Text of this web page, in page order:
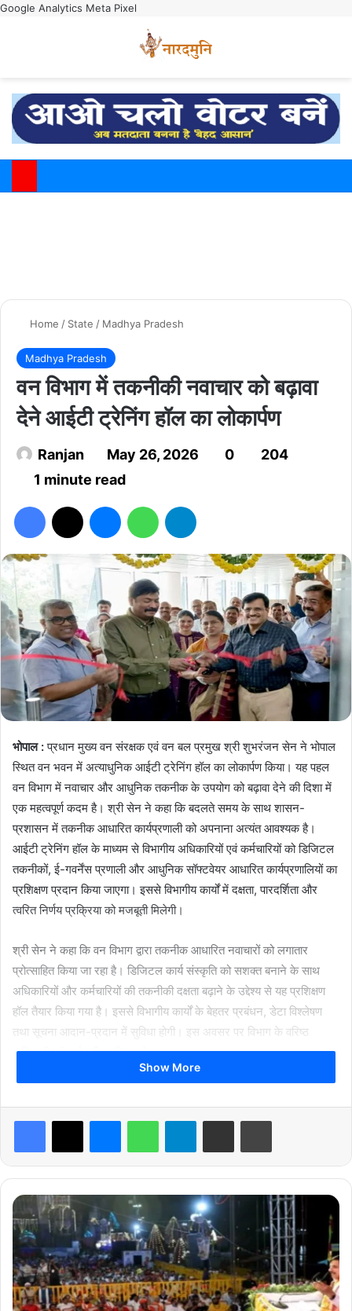
Google Analytics Meta Pixel
Home / State / Madhya Pradesh
Madhya Pradesh
वन विभाग में तकनीकी नवाचार को बढ़ावा
देने आईटी ट्रेनिंग हॉल का लोकार्पण
Ranjan May 26, 2026 0
204
1 minute read
भोपाल :प्रधान मुख्य वन संरक्षक एवं वन बल प्रमुख श्री शुभरंजन सेन ने भोपाल
स्थित वन भवन में अत्याधुनिक आईटी ट्रेनिंग हॉल का लोकार्पण किया। यह पहल
वन विभाग में नवाचार और आधुनिक तकनीक के उपयोग को बढ़ावा देने की दिशा में
एक महत्वपूर्ण कदम है। श्री सेन ने कहा कि बदलते समय के साथ शासन-
प्रशासन में तकनीक आधारित कार्यप्रणाली को अपनाना अत्यंत आवश्यक है।
आईटी ट्रेनिंग हॉल के माध्यम से विभागीय अधिकारियों एवं कर्मचारियों को डिजिटल
तकनीकों, ई-गवर्नेंस प्रणाली और आधुनिक सॉफ्टवेयर आधारित कार्यप्रणालियों का
प्रशिक्षण प्रदान किया जाएगा। इससे विभागीय कार्यों में दक्षता, पारदर्शिता और
त्वरित निर्णय प्रक्रिया को मजबूती मिलेगी।
श्री सेन ने कहा कि वन विभाग द्वारा तकनीक आधारित नवाचारों को लगातार
प्रोत्साहित किया जा रहा है। डिजिटल कार्य संस्कृति को सशक्त बनाने के साथ
अधिकारियों और कर्मचारियों की तकनीकी दक्षता बढ़ाने के उद्देश्य से यह प्रशिक्षण
हॉल तैयार किया गया है। इससे विभागीय कार्यों के बेहतर प्रबंधन, डेटा विश्लेषण
तथा सूचना आदान-प्रदान में सुविधा होगी। इस अवसर पर विभाग के वरिष्ठ
अधिकारी एवं कर्मचारी उपस्थित थे।
breaking news hindi news
latest news madhya pradesh news
today news
Show More
Telegram
सिं
ह
स्थ
2
0
2